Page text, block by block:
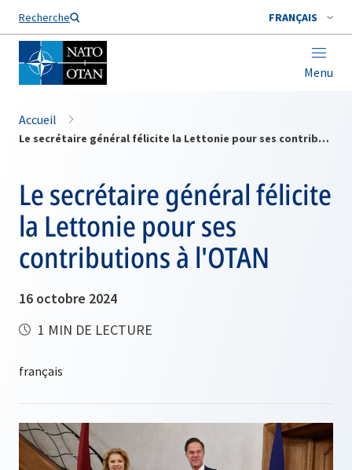
Recherche FRANÇAIS
Menu
Nom de famille*
Accueil
Le secrétaire général félicite la Lettonie pour ses contributions à l'OTAN
Le secrétaire général félicite
la Lettonie pour ses
contributions à l'OTAN
16 octobre 2024
1 MIN DE LECTURE